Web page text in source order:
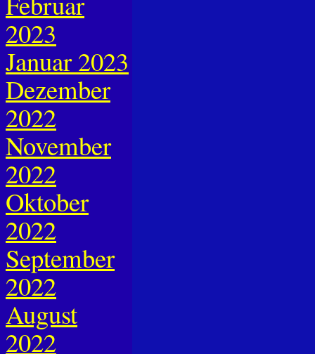
2023
Januar 2023
Dezember
2022
November
2022
Oktober
2022
September
2022
August
2022